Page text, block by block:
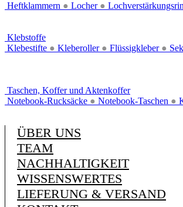
Heftklammern ● Locher ●
Klebstoffe
Klebestifte ● Kleberoller ● Flüssigkleber ●
Taschen, Koffer und Aktenkoffer
Notebook-Rucksäcke ● Notebook-Taschen ●
ÜBER UNS
TEAM
NACHHALTIGKEIT
WISSENSWERTES
LIEFERUNG & VERSAND